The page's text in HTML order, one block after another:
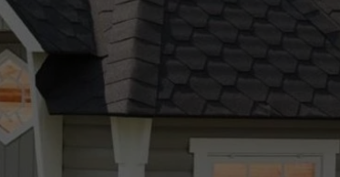
Meta Platforms
Used by Meta Pixel to
checked browser topics